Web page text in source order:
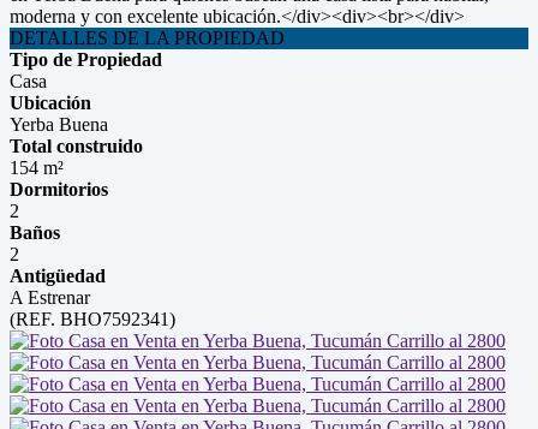
moderna y con excelente ubicación.</div><div><br></div>
DETALLES DE LA PROPIEDAD
Tipo de Propiedad
Casa
Ubicación
Yerba Buena
Total construido
154 m²
Dormitorios
2
Baños
2
Antigüedad
A Estrenar
(REF. BHO7592341)